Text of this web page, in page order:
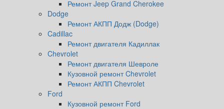
Ремонт Jeep Grand Cherokee
Dodge
Ремонт АКПП Додж (Dodge)
Cadillac
Ремонт двигателя Кадиллак
Chevrolet
Ремонт двигателя Шевроле
Кузовной ремонт Chevrolet
Ремонт АКПП Chevrolet
Ford
Кузовной ремонт Ford